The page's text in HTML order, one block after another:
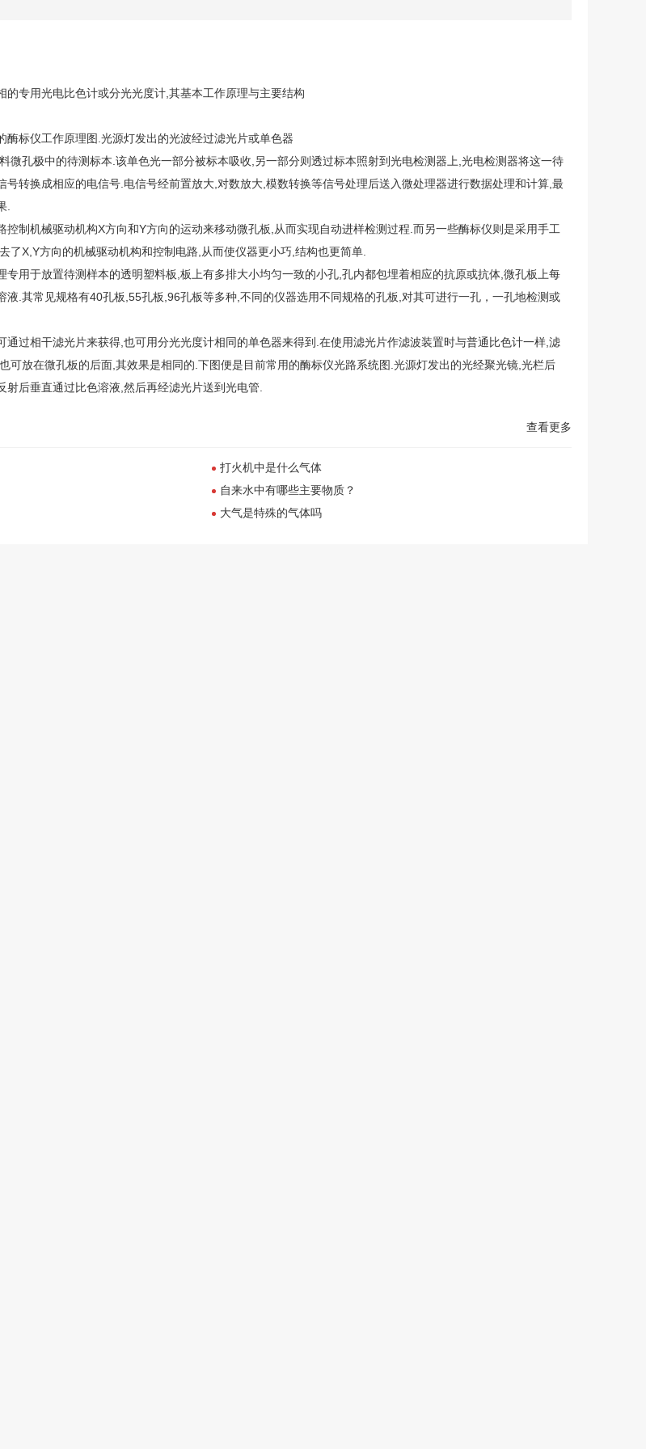
的专用光电比色计或分光光度计,其基本工作原理与主要结构
标仪工作原理图.光源灯发出的光波经过滤光片或单色器
孔极中的待测标本.该单色光一部分被标本吸收,另一部分则透过标本照射到光电检测器上,光电检测器将这一待
号转换成相应的电信号.电信号经前置放大,对数放大,模数转换等信号处理后送入微处理器进行数据处理和计算,最
.
制机械驱动机构X方向和Y方向的运动来移动微孔板,从而实现自动进样检测过程.而另一些酶标仪则是采用手工
了X,Y方向的机械驱动机构和控制电路,从而使仪器更小巧,结构也更简单.
用于放置待测样本的透明塑料板,板上有多排大小均匀一致的小孔,孔内都包埋着相应的抗原或抗体,微孔板上每
液.其常见规格有40孔板,55孔板,96孔板等多种,不同的仪器选用不同规格的孔板,对其可进行一孔，一孔地检测或
过相干滤光片来获得,也可用分光光度计相同的单色器来得到.在使用滤光片作滤波装置时与普通比色计一样,滤
可放在微孔板的后面,其效果是相同的.下图便是目前常用的酶标仪光路系统图.光源灯发出的光经聚光镜,光栏后
射后垂直通过比色溶液,然后再经滤光片送到光电管.
查看更多
打火机中是什么气体
自来水中有哪些主要物质？
大气是特殊的气体吗